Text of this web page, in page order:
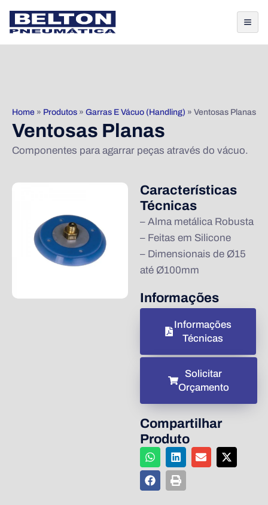
Home » Produtos » Garras E Vácuo (Handling) » Ventosas Planas
Ventosas Planas
Componentes para agarrar peças através do vácuo.
Características
Técnicas
– Alma metálica Robusta
– Feitas em Silicone
– Dimensionais de Ø15
até Ø100mm
Informações
Informações
Técnicas
Solicitar
Orçamento
Compartilhar
Produto